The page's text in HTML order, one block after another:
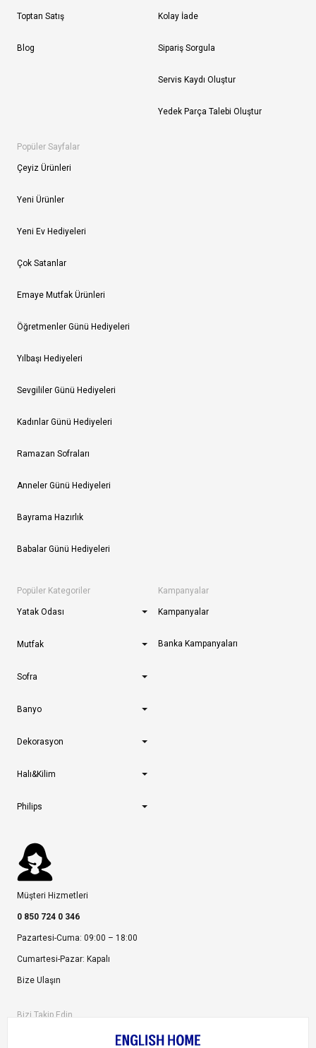
Toptan Satış
Blog
Kolay İade
Sipariş Sorgula
Servis Kaydı Oluştur
Yedek Parça Talebi Oluştur
Popüler Sayfalar
Çeyiz Ürünleri
Yeni Ürünler
Yeni Ev Hediyeleri
Çok Satanlar
Emaye Mutfak Ürünleri
Öğretmenler Günü Hediyeleri
Yılbaşı Hediyeleri
Sevgililer Günü Hediyeleri
Kadınlar Günü Hediyeleri
Ramazan Sofraları
Anneler Günü Hediyeleri
Bayrama Hazırlık
Babalar Günü Hediyeleri
Popüler Kategoriler
Yatak Odası
Mutfak
Sofra
Banyo
Dekorasyon
Halı&Kilim
Philips
Kampanyalar
Kampanyalar
Banka Kampanyaları
Müşteri Hizmetleri
0 850 724 0 346
Pazartesi-Cuma: 09:00 – 18:00
Cumartesi-Pazar: Kapalı
Bize Ulaşın
Bizi Takip Edin